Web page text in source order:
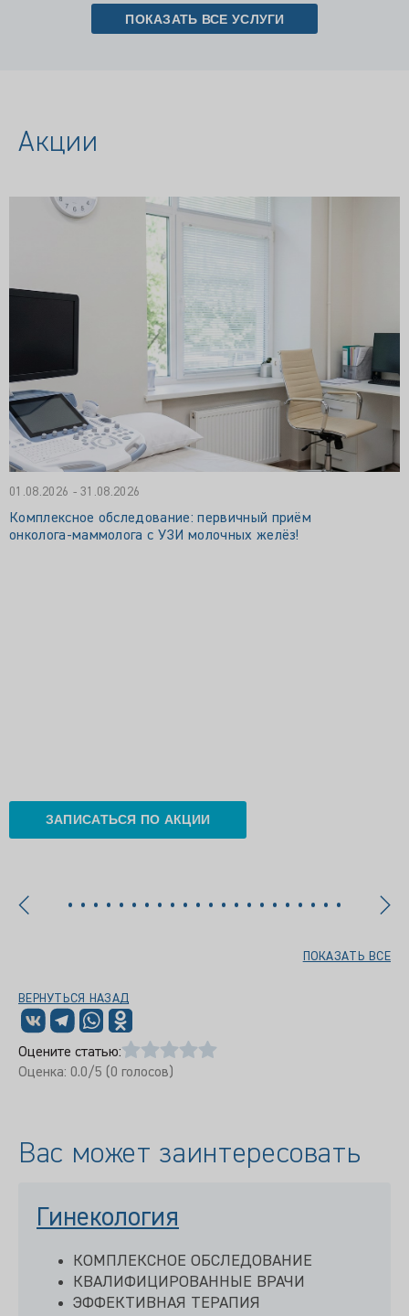
ПОКАЗАТЬ ВСЕ УСЛУГИ
Акции
01.08.2026 - 31.08.2026
Комплексное обследование: первичный приём
онколога‑маммолога с УЗИ молочных желёз!
ЗАПИСАТЬСЯ ПО АКЦИИ
ПОКАЗАТЬ ВСЕ
ВЕРНУТЬСЯ НАЗАД
Оцените статью:
Оценка: 0.0/5 (0 голосов)
Вас может заинтересовать
Гинекология
КОМПЛЕКСНОЕ ОБСЛЕДОВАНИЕ
КВАЛИФИЦИРОВАННЫЕ ВРАЧИ
ЭФФЕКТИВНАЯ ТЕРАПИЯ